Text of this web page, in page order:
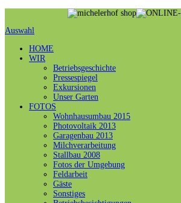
Auswahl
HOME
WIR
Betriebsgeschichte
Pressespiegel
Exkursionen
Unser Garten
FOTOS
Wohnhausumbau 2015
Photovoltaik 2013
Garagenbau 2013
Milchverarbeitung
Stallbau 2008
Fotos der Umgebung
Feldarbeit
Gäste
Sonstiges